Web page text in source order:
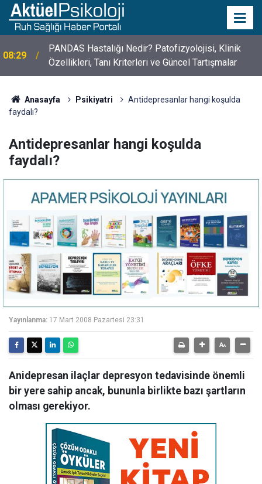
08:29
PANDAS Hastalığı Nedir? Patofizyolojisi, Klinik
Özellikleri, Tanı Kriterleri ve Güncel Tartışmalar
10:30
10 Mayıs Psikologlar Günü Nasıl Ortaya Çıktı? 10
Mayıs Tarihinin Hikayesi
Anasayfa Psikiyatri
Antidepresanlar hangi koşulda
faydalı?
Antidepresanlar hangi koşulda
faydalı?
Yayınlanma: 17 Mart 2008 Pazartesi 23:31
Anidepresan ilaçlar depresyon tedavisinde önemli
bir yere sahip ancak, bununla birlikte bazı şartların
olması gerekiyor.